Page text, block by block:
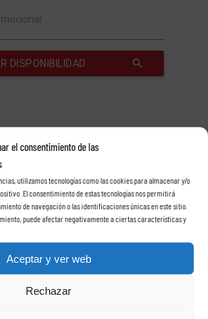
el consentimiento de las
utilizamos tecnologías como las cookies para almacenar y/o
El consentimiento de estas tecnologías nos permitirá
de navegación o las identificaciones únicas en este sitio.
puede afectar negativamente a ciertas características y
Aceptar y ver web
Rechazar